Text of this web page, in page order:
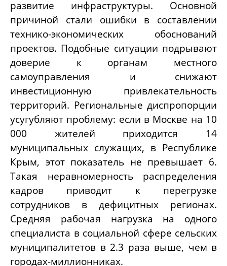
развитие инфраструктуры. Основной
причиной стали ошибки в составлении
технико-экономических обоснований
проектов. Подобные ситуации подрывают
доверие к органам местного
самоуправления и снижают
инвестиционную привлекательность
территорий. Региональные диспропорции
усугубляют проблему: если в Москве на 10
000 жителей приходится 14
муниципальных служащих, в Республике
Крым, этот показатель не превышает 6.
Такая неравномерность распределения
кадров приводит к перегрузке
сотрудников в дефицитных регионах.
Средняя рабочая нагрузка на одного
специалиста в социальной сфере сельских
муниципалитетов в 2.3 раза выше, чем в
городах-миллионниках.